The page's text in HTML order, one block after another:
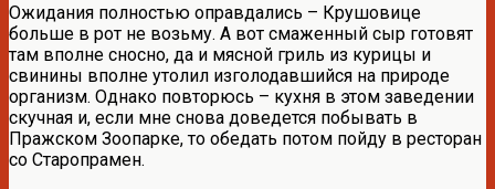
Ожидания полностью оправдались – Крушовице
больше в рот не возьму. А вот смаженный сыр готовят
там вполне сносно, да и мясной гриль из курицы и
свинины вполне утолил изголодавшийся на природе
организм. Однако повторюсь – кухня в этом заведении
скучная и, если мне снова доведется побывать в
Пражском Зоопарке, то обедать потом пойду в ресторан
со Старопрамен.